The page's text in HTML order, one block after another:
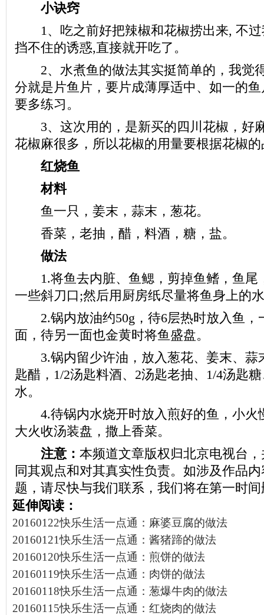
小诀窍
1、吃之前好把辣椒和花椒捞出来, 不过
挡不住的诱惑,直接就开吃了。
2、水煮鱼的做法其实挺简单的，我觉
分就是片鱼片，要片成薄厚适中、如一的
要多练习。
3、这次用的，是新买的四川花椒，好
花椒麻很多，所以花椒的用量要根据花椒
红烧鱼
材料
鱼一只，姜末，蒜末，葱花。
香菜，老抽，醋，料酒，糖，盐。
做法
1.将鱼去内脏、鱼鳃，剪掉鱼鳍，鱼尾
一些斜刀口;然后用厨房纸尽量将鱼身上的
2.锅内放油约50g，待6层热时放入鱼，
面，待另一面也金黄时将鱼盛盘。
3.锅内留少许油，放入葱花、姜末、蒜
匙醋，1/2汤匙料酒、2汤匙老抽、1/4汤匙
水。
4.待锅内水烧开时放入煎好的鱼，小火
大火收汤装盘，撒上香菜。
注意： 本频道文章版权归北京电视台
同其观点和对其真实性负责。如涉及作品
题，请尽快与我们联系，我们将在第一时
延伸阅读：
20160122快乐生活一点通：麻婆豆腐的做法
20160121快乐生活一点通：酱猪蹄的做法
20160120快乐生活一点通：煎饼的做法
20160119快乐生活一点通：肉饼的做法
20160118快乐生活一点通：葱爆牛肉的做法
20160115快乐生活一点通：红烧肉的做法